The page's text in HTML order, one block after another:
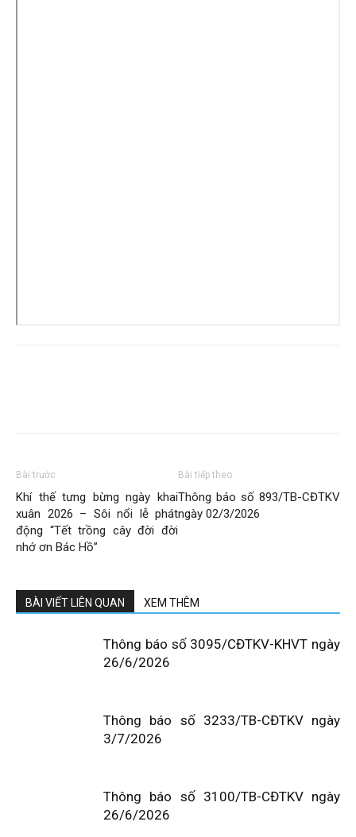
Bài trước
Khí thế tưng bừng ngày khai
xuân 2026 – Sôi nổi lễ phát
động “Tết trồng cây đời đời
nhớ ơn Bác Hồ”
Bài tiếp theo
Thông báo số 893/TB-CĐTKV
ngày 02/3/2026
BÀI VIẾT LIÊN QUAN XEM THÊM
Thông báo số 3095/CĐTKV-KHVT ngày
26/6/2026
Thông báo số 3233/TB-CĐTKV ngày
3/7/2026
Thông báo số 3100/TB-CĐTKV ngày
26/6/2026